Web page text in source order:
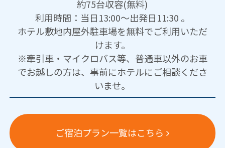
約75台収容(無料)
利用時間：当日13:00～出発日11:30 。
ホテル敷地内屋外駐車場を無料でご利用いただ
けます。
※牽引車・マイクロバス等、普通車以外のお車
でお越しの方は、事前にホテルにご相談くださ
いませ。
ご宿泊プラン一覧はこちら